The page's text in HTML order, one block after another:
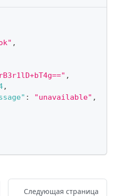
,
,
,
: "unavailable" ,
Следующая страница